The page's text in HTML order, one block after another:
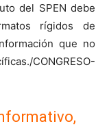
del SPEN debe
rígidos de
que no
CONGRESO-